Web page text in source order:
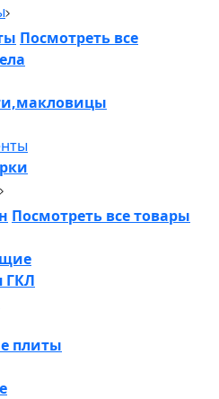
Посмотреть все
Посмотреть все товары
ГКЛ
плиты